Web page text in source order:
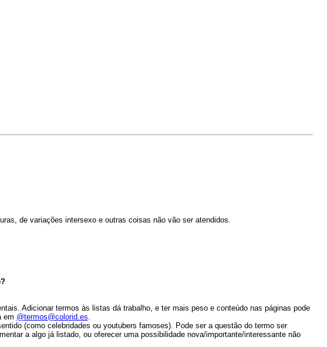
de variações intersexo e outras coisas não vão ser atendidos.
Adicionar termos às listas dá trabalho, e ter mais peso e conteúdo nas páginas pode
em @termos@colorid.es.
(como celebridades ou youtubers famoses). Pode ser a questão do termo ser
a algo já listado, ou oferecer uma possibilidade nova/importante/interessante não